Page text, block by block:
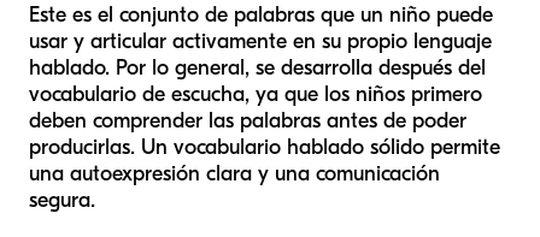
Este es el conjunto de palabras que un niño puede
usar y articular activamente en su propio lenguaje
hablado. Por lo general, se desarrolla después del
vocabulario de escucha, ya que los niños primero
deben comprender las palabras antes de poder
producirlas. Un vocabulario hablado sólido permite
una autoexpresión clara y una comunicación
segura.